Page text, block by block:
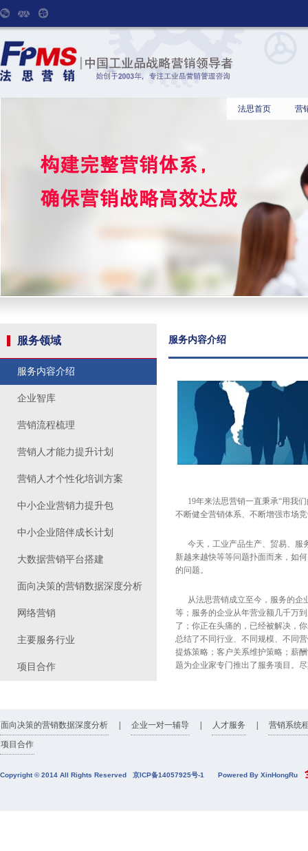
法思首页 营
服务领域
服务内容介绍
企业智库
营销流程梳理
营销人才能力提升计划
营销人才个性化培训方案
中小企业营销力提升包
中小企业陪伴成长计划
大数据营销平台搭建
面向决策的营销数据深度分析
网络营销
主要服务行业
项目合作
服务内容介绍
19年来法思营销一直秉承“用我们
不断健全营销体系、不断增强市场
今天，工业产品生产、贸易、服
新越来越快等等问题扑面而来，如
的问题。
从法思营销成立至今，服务的企
等；服务的企业从年营业额几千万
了；你正在头痛的，已经被解决，
总结了不同行业、不同规模、不同
提炼策略；客户关系维护策略；薪
题为企业家专门推出了服务项目。
面向决策的营销数据深度分析 企业一对一辅导 人才服务
营销系统
项目合作
Copyright © 2014 All Rights Reserved 京ICP备14057925号-1 Powered By XinHongRu